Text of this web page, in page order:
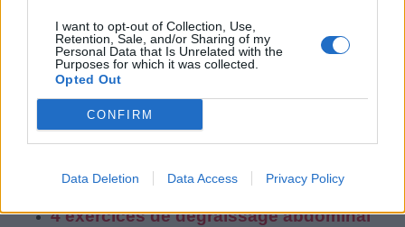
I want to opt-out of Collection, Use,
Retention, Sale, and/or Sharing of my
Personal Data that Is Unrelated with the
Purposes for which it was collected.
Opted Out
CONFIRM
Data Deletion Data Access Privacy Policy
de taille:
4 exercices de dégraissage abdominal